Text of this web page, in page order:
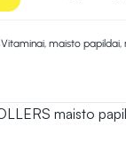
Vitaminai, maisto papildai,